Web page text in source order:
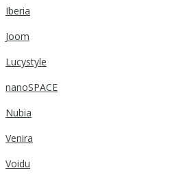
Iberia
Joom
Lucystyle
nanoSPACE
Nubia
Venira
Voidu